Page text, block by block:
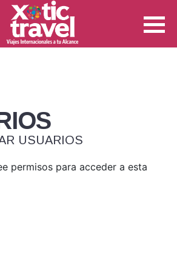
USUARIOS
permisos para acceder a esta